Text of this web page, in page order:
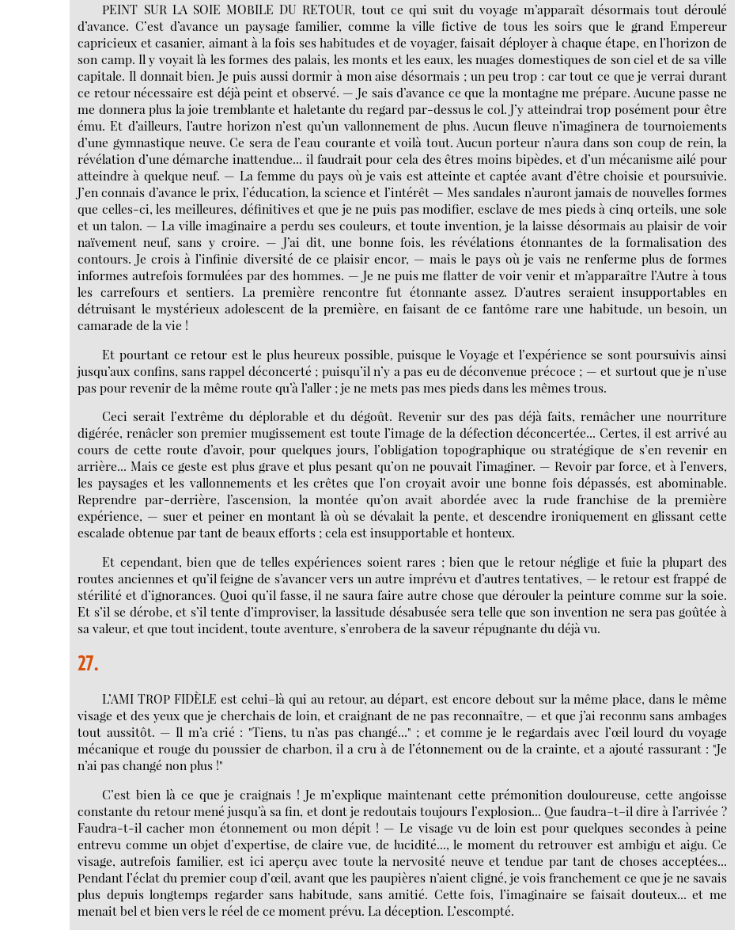
PEINT SUR LA SOIE MOBILE DU RETOUR, tout ce qui suit du voyage m’apparaît désormais tout déroulé
d’avance. C’est d’avance un paysage familier, comme la ville fictive de tous les soirs que le grand Empereur
capricieux et casanier, aimant à la fois ses habitudes et de voyager, faisait déployer à chaque étape, en l’horizon de
son camp. Il y voyait là les formes des palais, les monts et les eaux, les nuages domestiques de son ciel et de sa ville
capitale. Il donnait bien. Je puis aussi dormir à mon aise désormais ; un peu trop : car tout ce que je verrai durant
ce retour nécessaire est déjà peint et observé. — Je sais d’avance ce que la montagne me prépare. Aucune passe ne
me donnera plus la joie tremblante et haletante du regard par-dessus le col. J’y atteindrai trop posément pour être
ému. Et d’ailleurs, l’autre horizon n’est qu’un vallonnement de plus. Aucun fleuve n’imaginera de tournoiements
d’une gymnastique neuve. Ce sera de l’eau courante et voilà tout. Aucun porteur n’aura dans son coup de rein, la
révélation d’une démarche inattendue... il faudrait pour cela des êtres moins bipèdes, et d’un mécanisme ailé pour
atteindre à quelque neuf. — La femme du pays où je vais est atteinte et captée avant d’être choisie et poursuivie.
J’en connais d’avance le prix, l’éducation, la science et l’intérêt — Mes sandales n’auront jamais de nouvelles formes
que celles-ci, les meilleures, définitives et que je ne puis pas modifier, esclave de mes pieds à cinq orteils, une sole
et un talon. — La ville imaginaire a perdu ses couleurs, et toute invention, je la laisse désormais au plaisir de voir
naïvement neuf, sans y croire. — J’ai dit, une bonne fois, les révélations étonnantes de la formalisation des
contours. Je crois à l’infinie diversité de ce plaisir encor, — mais le pays où je vais ne renferme plus de formes
informes autrefois formulées par des hommes. — Je ne puis me flatter de voir venir et m’apparaître l’Autre à tous
les carrefours et sentiers. La première rencontre fut étonnante assez. D’autres seraient insupportables en
détruisant le mystérieux adolescent de la première, en faisant de ce fantôme rare une habitude, un besoin, un
camarade de la vie !
Et pourtant ce retour est le plus heureux possible, puisque le Voyage et l’expérience se sont poursuivis ainsi
jusqu’aux confins, sans rappel déconcerté ; puisqu’il n’y a pas eu de déconvenue précoce ; — et surtout que je n’use
pas pour revenir de la même route qu’à l’aller ; je ne mets pas mes pieds dans les mêmes trous.
Ceci serait l’extrême du déplorable et du dégoût. Revenir sur des pas déjà faits, remâcher une nourriture
digérée, renâcler son premier mugissement est toute l’image de la défection déconcertée... Certes, il est arrivé au
cours de cette route d’avoir, pour quelques jours, l’obligation topographique ou stratégique de s’en revenir en
arrière... Mais ce geste est plus grave et plus pesant qu’on ne pouvait l’imaginer. — Revoir par force, et à l’envers,
les paysages et les vallonnements et les crêtes que l’on croyait avoir une bonne fois dépassés, est abominable.
Reprendre par-derrière, l’ascension, la montée qu’on avait abordée avec la rude franchise de la première
expérience, — suer et peiner en montant là où se dévalait la pente, et descendre ironiquement en glissant cette
escalade obtenue par tant de beaux efforts ; cela est insupportable et honteux.
Et cependant, bien que de telles expériences soient rares ; bien que le retour néglige et fuie la plupart des
routes anciennes et qu’il feigne de s’avancer vers un autre imprévu et d’autres tentatives, — le retour est frappé de
stérilité et d’ignorances. Quoi qu’il fasse, il ne saura faire autre chose que dérouler la peinture comme sur la soie.
Et s’il se dérobe, et s’il tente d’improviser, la lassitude désabusée sera telle que son invention ne sera pas goûtée à
sa valeur, et que tout incident, toute aventure, s’enrobera de la saveur répugnante du déjà vu.
27.
L’AMI TROP FIDÈLE est celui–là qui au retour, au départ, est encore debout sur la même place, dans le même
visage et des yeux que je cherchais de loin, et craignant de ne pas reconnaître, — et que j’ai reconnu sans ambages
tout aussitôt. — Il m’a crié : "Tiens, tu n’as pas changé..." ; et comme je le regardais avec l’œil lourd du voyage
mécanique et rouge du poussier de charbon, il a cru à de l’étonnement ou de la crainte, et a ajouté rassurant : "Je
n’ai pas changé non plus !"
C’est bien là ce que je craignais ! Je m’explique maintenant cette prémonition douloureuse, cette angoisse
constante du retour mené jusqu’à sa fin, et dont je redoutais toujours l’explosion... Que faudra–t–il dire à l’arrivée ?
Faudra-t-il cacher mon étonnement ou mon dépit ! — Le visage vu de loin est pour quelques secondes à peine
entrevu comme un objet d’expertise, de claire vue, de lucidité..., le moment du retrouver est ambigu et aigu. Ce
visage, autrefois familier, est ici aperçu avec toute la nervosité neuve et tendue par tant de choses acceptées...
Pendant l’éclat du premier coup d’œil, avant que les paupières n’aient cligné, je vois franchement ce que je ne savais
plus depuis longtemps regarder sans habitude, sans amitié. Cette fois, l’imaginaire se faisait douteux... et me
menait bel et bien vers le réel de ce moment prévu. La déception. L’escompté.